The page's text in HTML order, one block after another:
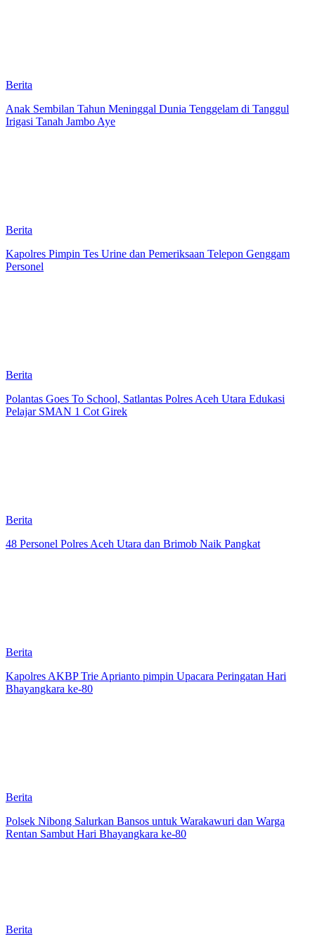
Berita
Anak Sembilan Tahun Meninggal Dunia Tenggelam di Tanggul
Irigasi Tanah Jambo Aye
Berita
Kapolres Pimpin Tes Urine dan Pemeriksaan Telepon Genggam
Personel
Berita
Polantas Goes To School, Satlantas Polres Aceh Utara Edukasi
Pelajar SMAN 1 Cot Girek
Berita
48 Personel Polres Aceh Utara dan Brimob Naik Pangkat
Berita
Kapolres AKBP Trie Aprianto pimpin Upacara Peringatan Hari
Bhayangkara ke-80
Berita
Polsek Nibong Salurkan Bansos untuk Warakawuri dan Warga
Rentan Sambut Hari Bhayangkara ke-80
Berita